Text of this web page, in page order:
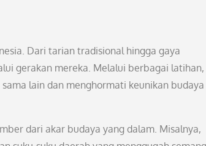
Dari tarian tradisional hingga gaya
gerakan mereka. Melalui berbagai latihan,
lain dan menghormati keunikan budaya
dari akar budaya yang dalam. Misalnya,